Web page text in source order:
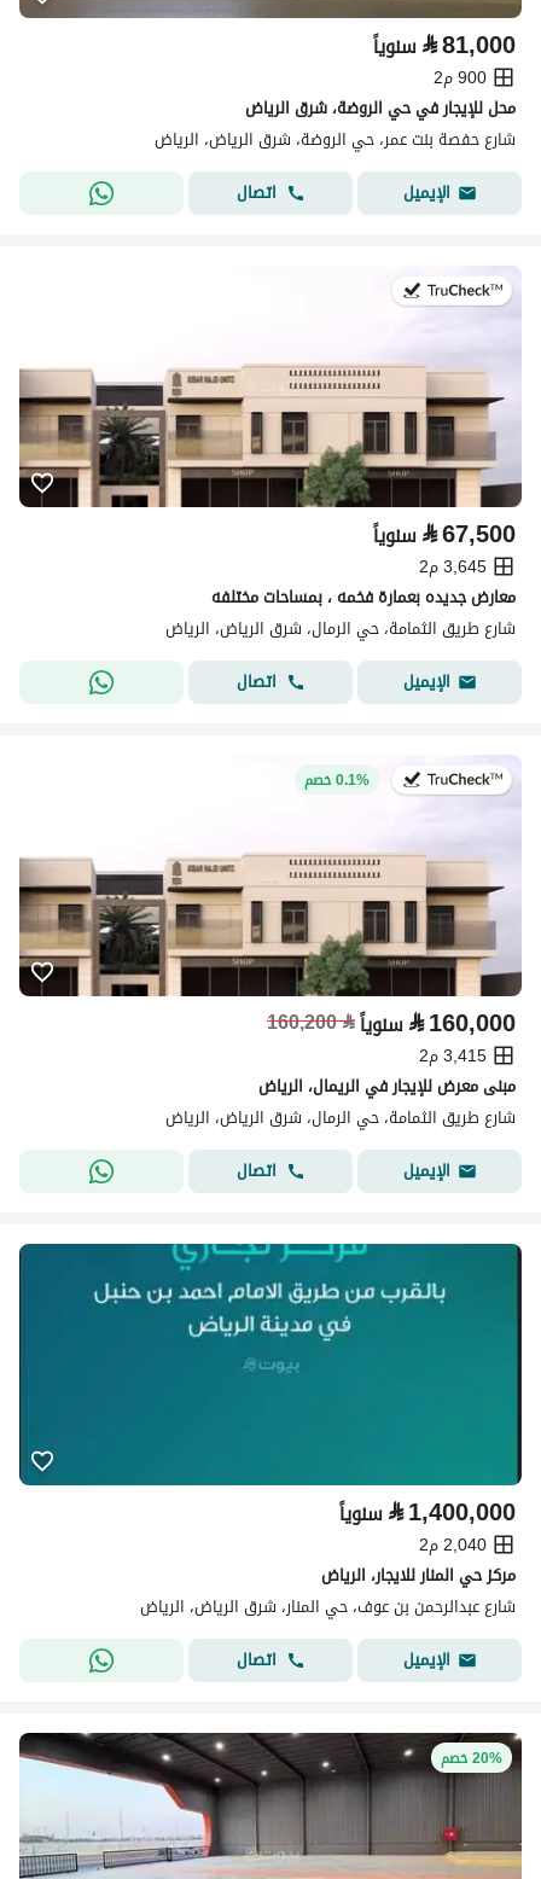
⃁81,000 سنوياً
900 م2
محل للإيجار في حي الروضة، شرق الرياض
شارع حفصة بنت عمر، حي الروضة، شرق الرياض، الرياض
الإيميل
اتصال
⃁67,500 سنوياً
3,645 م2
معارض جديده بعمارة فخمه ، بمساحات مختلفه
شارع طريق الثمامة، حي الرمال، شرق الرياض، الرياض
الإيميل
اتصال
في:2 أغسطس 20260.1% خصم
⃁160,000 سنوياً⃁
160,200
3,415 م2
مبنى معرض للإيجار في الريمال، الرياض
شارع طريق الثمامة، حي الرمال، شرق الرياض، الرياض
الإيميل
اتصال
⃁1,400,000 سنوياً
2,040 م2
مركز حي المنار للايجار، الرياض
شارع عبدالرحمن بن عوف، حي المنار، شرق الرياض، الرياض
الإيميل
اتصال
20% خصم